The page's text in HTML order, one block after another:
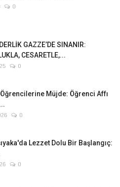
0
GAZZE’DE SINANIR:
CESARETLE,...
0
Müjde: Öğrenci Affı
0
Lezzet Dolu Bir Başlangıç:
0